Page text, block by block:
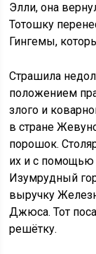
Элли, она
Тотошку
Гингемы,
Страшила
положением
злого и
в стране
порошок.
их и с помощью
Изумрудный
выручку
Джюса. Тот
решётку.